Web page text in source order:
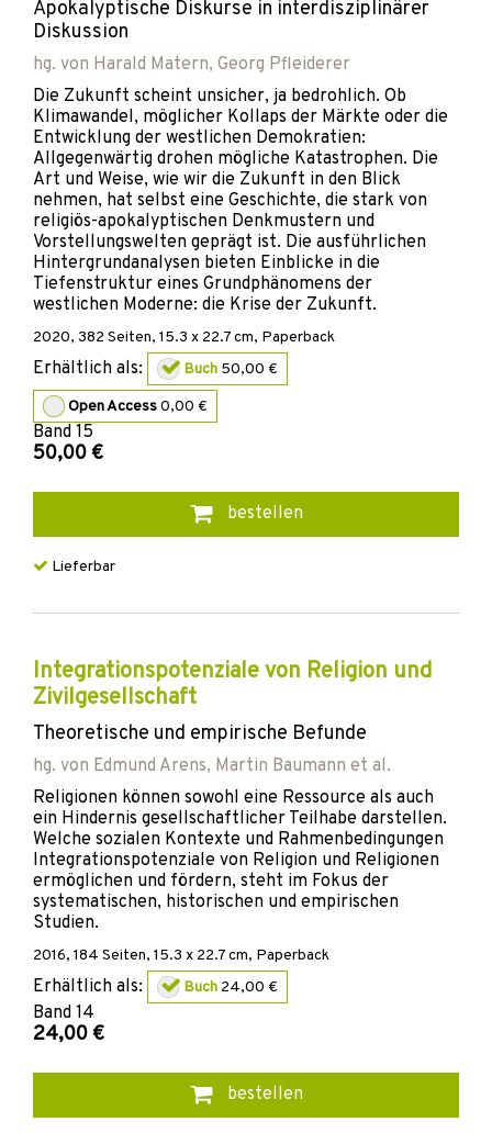
Apokalyptische Diskurse in interdisziplinärer
Diskussion
hg. von Harald Matern, Georg Pfleiderer
Die Zukunft scheint unsicher, ja bedrohlich. Ob
Klimawandel, möglicher Kollaps der Märkte oder die
Entwicklung der westlichen Demokratien:
Allgegenwärtig drohen mögliche Katastrophen. Die
Art und Weise, wie wir die Zukunft in den Blick
nehmen, hat selbst eine Geschichte, die stark von
religiös-apokalyptischen Denkmustern und
Vorstellungswelten geprägt ist. Die ausführlichen
Hintergrundanalysen bieten Einblicke in die
Tiefenstruktur eines Grundphänomens der
westlichen Moderne: die Krise der Zukunft.
2020, 382 Seiten, 15.3 x 22.7 cm, Paperback
Erhältlich als: Buch 50,00 €
Open Access0,00 €
Band 15
50,00 €
bestellen
Lieferbar
Integrationspotenziale von Religion und
Zivilgesellschaft
Theoretische und empirische Befunde
hg. von Edmund Arens, Martin Baumann et al.
Religionen können sowohl eine Ressource als auch
ein Hindernis gesellschaftlicher Teilhabe darstellen.
Welche sozialen Kontexte und Rahmenbedingungen
Integrationspotenziale von Religion und Religionen
ermöglichen und fördern, steht im Fokus der
systematischen, historischen und empirischen
Studien.
2016, 184 Seiten, 15.3 x 22.7 cm, Paperback
Erhältlich als: Buch 24,00 €
Band 14
24,00 €
bestellen